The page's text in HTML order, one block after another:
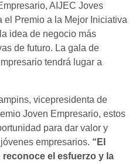
AIJEC Joves
el Premio a la Mejor Iniciativa
idea de negocio más
de futuro. La gala de
tendrá lugar a
vicepresidenta de
Joven Empresario, estos
para dar valor y
empresarios. “El
el esfuerzo y la